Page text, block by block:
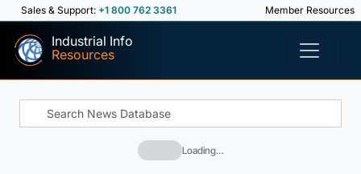
Sales & Support: +1 800 762 3361 Member Resources
Industrial Info
Resources
Loading…